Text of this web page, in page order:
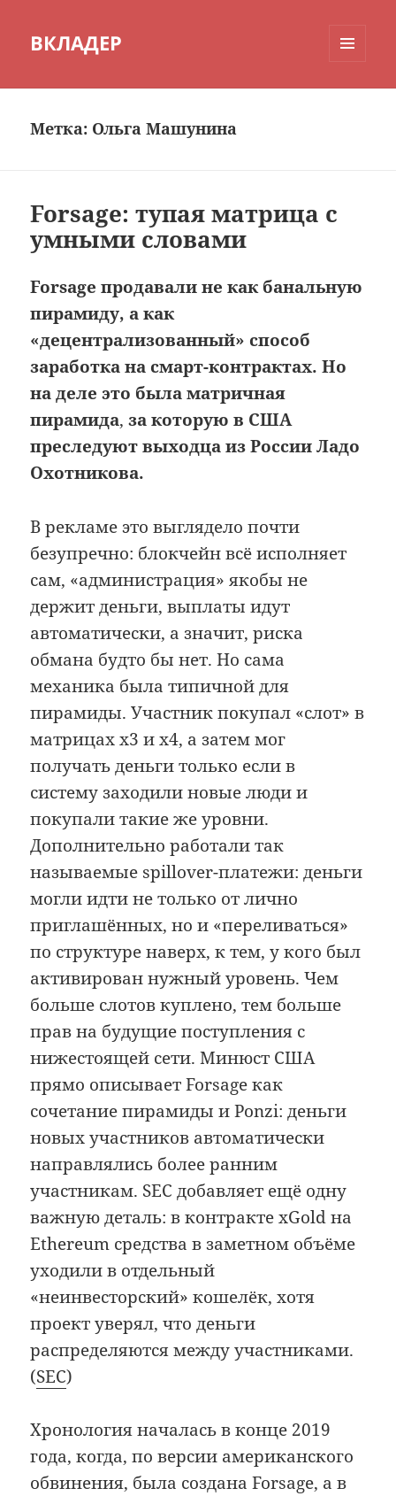
ВКЛАДЕР
Метка: Ольга Машунина
Forsage: тупая матрица с
умными словами
Forsage продавали не как банальную
пирамиду, а как
«децентрализованный» способ
заработка на смарт-контрактах. Но
на деле это была матричная
пирамида,за которую в США
преследуют выходца из России Ладо
Охотникова.
В рекламе это выглядело почти
безупречно: блокчейн всё исполняет
сам, «администрация» якобы не
держит деньги, выплаты идут
автоматически, а значит, риска
обмана будто бы нет. Но сама
механика была типичной для
пирамиды. Участник покупал «слот» в
матрицах x3 и x4, а затем мог
получать деньги только если в
систему заходили новые люди и
покупали такие же уровни.
Дополнительно работали так
называемые spillover-платежи: деньги
могли идти не только от лично
приглашённых, но и «переливаться»
по структуре наверх, к тем, у кого был
активирован нужный уровень. Чем
больше слотов куплено, тем больше
прав на будущие поступления с
нижестоящей сети. Минюст США
прямо описывает Forsage как
сочетание пирамиды и Ponzi: деньги
новых участников автоматически
направлялись более ранним
участникам. SEC добавляет ещё одну
важную деталь: в контракте xGold на
Ethereum средства в заметном объёме
уходили в отдельный
«неинвесторский» кошелёк, хотя
проект уверял, что деньги
распределяются между участниками.
(SEC)
Хронология началась в конце 2019
года, когда, по версии американского
обвинения, была создана Forsage, а в